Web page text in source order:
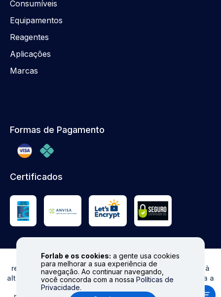
Forlab e os cookies: a gente usa cookies
para melhorar a sua experiência de
navegação. Ao continuar navegando,
você concorda com a nossa Políticas de
Privacidade.
Consumíveis
Equipamentos
Reagentes
Aplicações
Marcas
Formas de Pagamento
Certificados
© FORLAB - Todos os direitos reservados. Proibida
reprodução total ou parcial. Preços e Estoques sujeitos à
alteração sem aviso prévio. Ofertas válidas somente para a
loja virtual. Fale conosco|